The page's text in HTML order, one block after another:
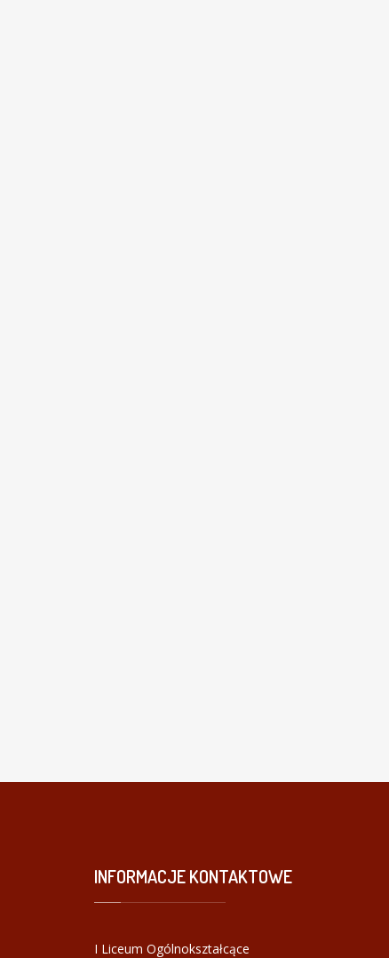
INFORMACJEKONTAKTOWE
I Liceum Ogólnokształcące